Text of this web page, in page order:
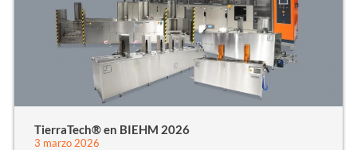
TierraTech® en BIEHM 2026
3 marzo 2026